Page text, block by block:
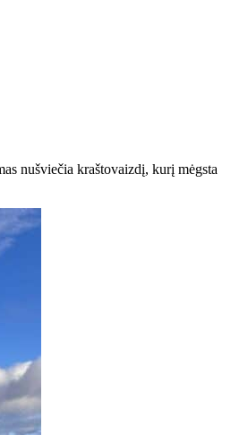
nušviečia kraštovaizdį, kurį mėgsta